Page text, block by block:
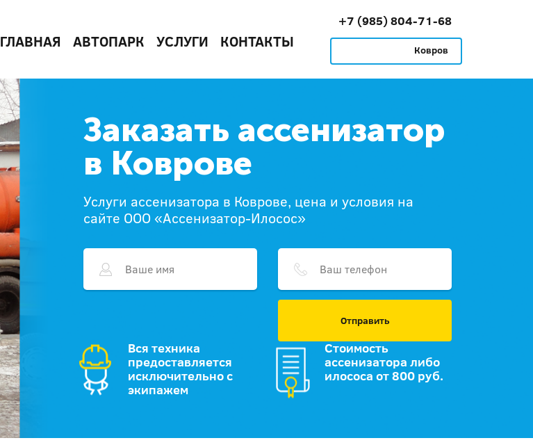
ГЛАВНАЯ АВТОПАРК УСЛУГИ КОНТАКТЫ
+7 (985) 804-71-68
Ковров
Заказать ассенизатор
в Коврове
Услуги ассенизатора в Коврове, цена и условия на
сайте ООО «Ассенизатор-Илосос»
Отправить
Вся техника
предоставляется
исключительно с
экипажем
Стоимость
ассенизатора либо
илососа от 800 руб.